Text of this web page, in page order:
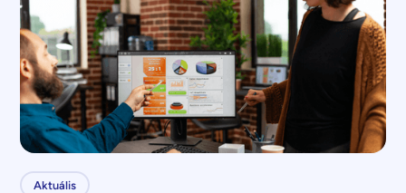
Aktuális